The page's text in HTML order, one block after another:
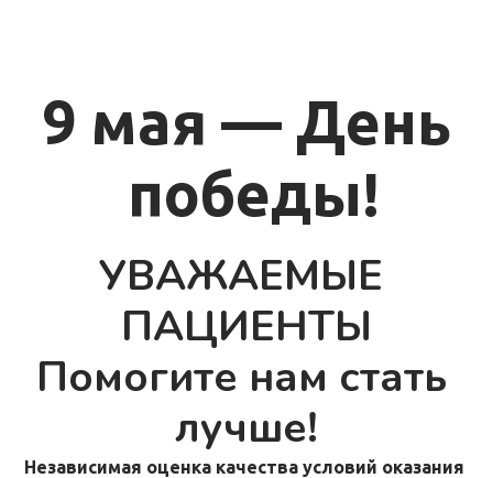
9 мая — День
победы!
УВАЖАЕМЫЕ
ПАЦИЕНТЫ
Помогите нам стать
лучше!
Независимая оценка качества условий оказания